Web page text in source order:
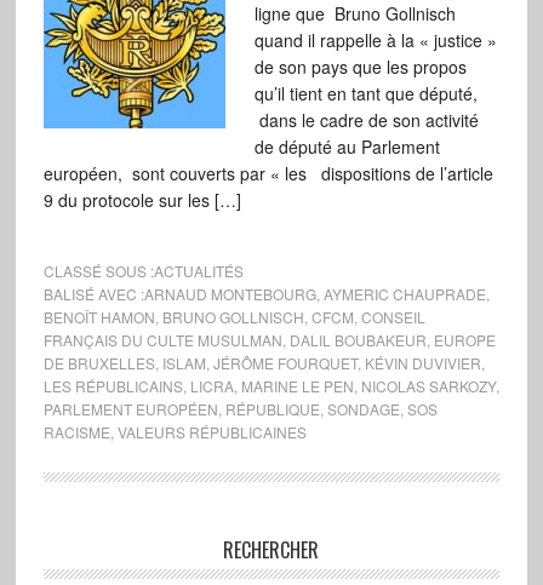
ligne que Bruno Gollnisch
quand il rappelle à la « justice »
de son pays que les propos
qu’il tient en tant que député,
dans le cadre de son activité
de député au Parlement
européen, sont couverts par « les dispositions de l’article
9 du protocole sur les […]
CLASSÉ SOUS :ACTUALITÉS
BALISÉ AVEC :ARNAUD MONTEBOURG, AYMERIC CHAUPRADE
BENOÎT HAMON BRUNO GOLLNISCH CFCM CONSEIL
FRANÇAIS DU CULTE MUSULMAN DALIL BOUBAKEUR EUROPE
DE BRUXELLES, ISLAM JÉRÔME FOURQUET, KÉVIN DUVIVIER
LES RÉPUBLICAINS, LICRA, MARINE LE PEN NICOLAS SARKOZY,
PARLEMENT EUROPÉEN RÉPUBLIQUE SONDAGE SOS
RACISME VALEURS RÉPUBLICAINES
RECHERCHER